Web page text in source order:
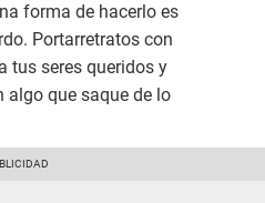
forma de hacerlo es
Portarretratos con
tus seres queridos y
algo que saque de lo